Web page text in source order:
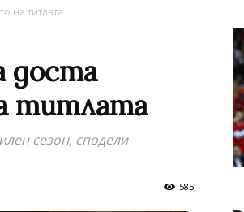
на титлата
доста
титлата
сезон, сподели
585